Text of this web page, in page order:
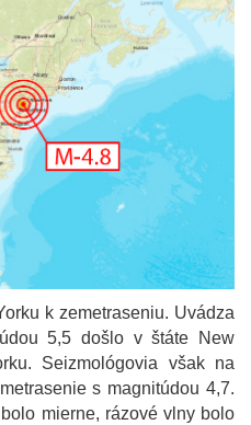
k zemetraseniu. Uvádza
5,5 došlo v štáte New
Seizmológovia však na
s magnitúdou 4,7.
mierne, rázové vlny bolo